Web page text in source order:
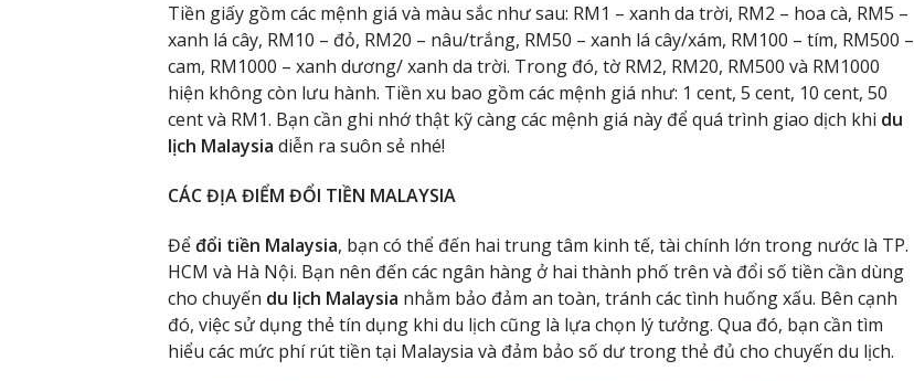
Tiền giấy gồm các mệnh giá và màu sắc như sau: RM1 – xanh da trời, RM2 – hoa cà, RM5 –
xanh lá cây, RM10 – đỏ, RM20 – nâu/trắng, RM50 – xanh lá cây/xám, RM100 – tím, RM500 –
cam, RM1000 – xanh dương/ xanh da trời. Trong đó, tờ RM2, RM20, RM500 và RM1000
hiện không còn lưu hành. Tiền xu bao gồm các mệnh giá như: 1 cent, 5 cent, 10 cent, 50
cent và RM1. Bạn cần ghi nhớ thật kỹ càng các mệnh giá này để quá trình giao dịch khi du
lịch Malaysia diễn ra suôn sẻ nhé!
CÁC ĐỊA ĐIỂM ĐỔI TIỀN MALAYSIA
Đểđổi tiền Malaysia, bạn có thể đến hai trung tâm kinh tế, tài chính lớn trong nước là TP.
HCM và Hà Nội. Bạn nên đến các ngân hàng ở hai thành phố trên và đổi số tiền cần dùng
cho chuyến du lịch Malaysia nhằm bảo đảm an toàn, tránh các tình huống xấu. Bên cạnh
đó, việc sử dụng thẻ tín dụng khi du lịch cũng là lựa chọn lý tưởng. Qua đó, bạn cần tìm
hiểu các mức phí rút tiền tại Malaysia và đảm bảo số dư trong thẻ đủ cho chuyến du lịch.